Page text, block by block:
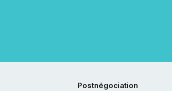
Postnégociation